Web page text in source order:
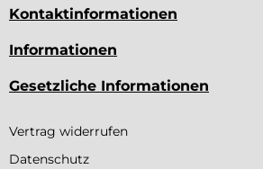
Kontaktinformationen
Informationen
Gesetzliche Informationen
Vertrag widerrufen
Datenschutz